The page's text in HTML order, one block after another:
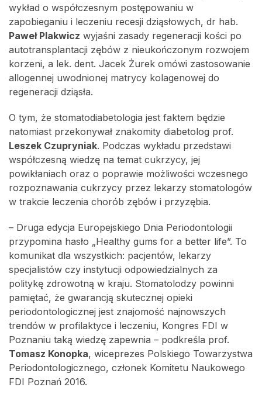
wykład o współczesnym postępowaniu w
zapobieganiu i leczeniu recesji dziąsłowych, dr hab.
Paweł Plakwicz wyjaśni zasady regeneracji kości po
autotransplantacji zębów z nieukończonym rozwojem
korzeni, a lek. dent. Jacek Żurek omówi zastosowanie
allogennej uwodnionej matrycy kolagenowej do
regeneracji dziąsła.
O tym, że stomatodiabetologia jest faktem będzie
natomiast przekonywał znakomity diabetolog prof.
Leszek Czupryniak. Podczas wykładu przedstawi
współczesną wiedzę na temat cukrzycy, jej
powikłaniach oraz o poprawie możliwości wczesnego
rozpoznawania cukrzycy przez lekarzy stomatologów
w trakcie leczenia chorób zębów i przyzębia.
– Druga edycja Europejskiego Dnia Periodontologii
przypomina hasło „Healthy gums for a better life”. To
komunikat dla wszystkich: pacjentów, lekarzy
specjalistów czy instytucji odpowiedzialnych za
politykę zdrowotną w kraju. Stomatolodzy powinni
pamiętać, że gwarancją skutecznej opieki
periodontologicznej jest znajomość najnowszych
trendów w profilaktyce i leczeniu, Kongres FDI w
Poznaniu taką wiedzę zapewnia – podkreśla prof.
Tomasz Konopka, wiceprezes Polskiego Towarzystwa
Periodontologicznego, członek Komitetu Naukowego
FDI Poznań 2016.